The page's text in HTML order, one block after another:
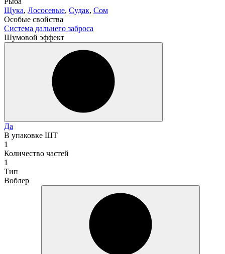
Щука, Лососевые, Судак, Сом
Особые свойства
Система дальнего заброса
Шумовой эффект
Да
В упаковке ШТ
1
Количество частей
1
Тип
Воблер